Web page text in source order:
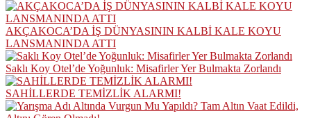
AKÇAKOCA’DA İŞ DÜNYASININ KALBİ KALE KOYU
LANSMANINDA ATTI
Saklı Koy Otel’de Yoğunluk: Misafirler Yer Bulmakta Zorlandı
SAHİLLERDE TEMİZLİK ALARMI!